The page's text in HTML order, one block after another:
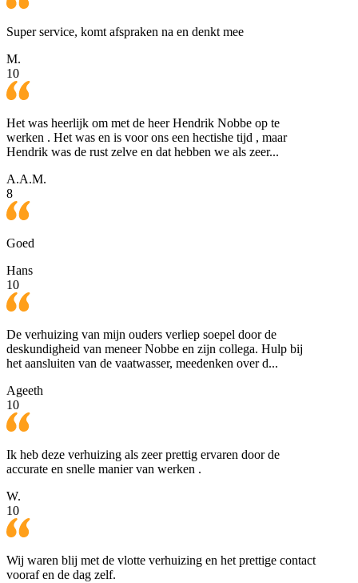
Super service, komt afspraken na en denkt mee
M.
10
Het was heerlijk om met de heer Hendrik Nobbe op te
werken . Het was en is voor ons een hectishe tijd , maar
Hendrik was de rust zelve en dat hebben we als zeer...
A.A.M.
8
Goed
Hans
10
De verhuizing van mijn ouders verliep soepel door de
deskundigheid van meneer Nobbe en zijn collega. Hulp bij
het aansluiten van de vaatwasser, meedenken over d...
Ageeth
10
Ik heb deze verhuizing als zeer prettig ervaren door de
accurate en snelle manier van werken .
W.
10
Wij waren blij met de vlotte verhuizing en het prettige contact
vooraf en de dag zelf.